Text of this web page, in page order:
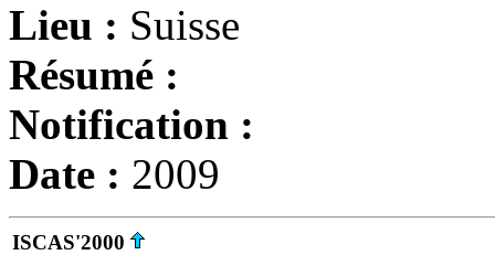
Lieu : Suisse
Résumé :
Notification :
Date : 2009
ISCAS'2000